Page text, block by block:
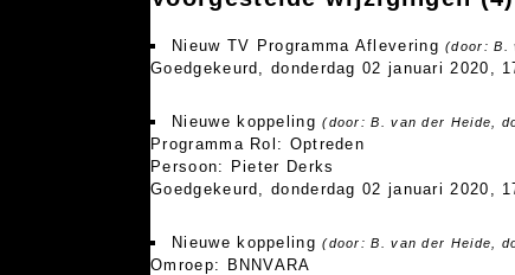
Nieuw TV Programma Aflevering(door: B.
Goedgekeurd, donderdag 02 januari 2020,
Nieuwe koppeling(door: B. van der Heide,
Programma Rol: Optreden
Persoon: Pieter Derks
Goedgekeurd, donderdag 02 januari 2020,
Nieuwe koppeling(door: B. van der Heide,
Omroep: BNNVARA